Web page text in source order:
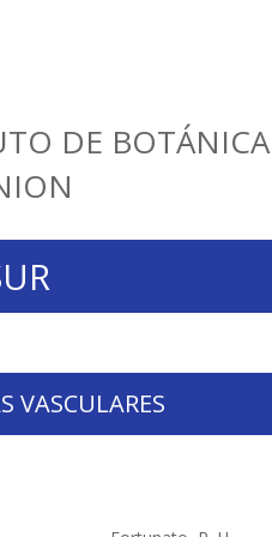
DE BOTÁNICA
VASCULARES